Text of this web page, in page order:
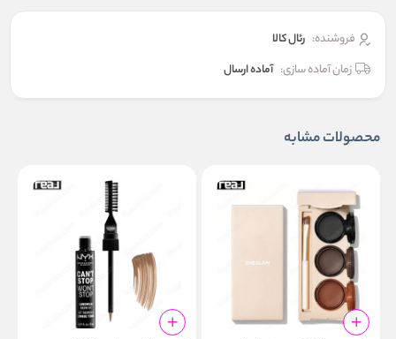
فروشنده: رئال كالا
زمان آماده سازی: آماده ارسال
محصولات مشابه